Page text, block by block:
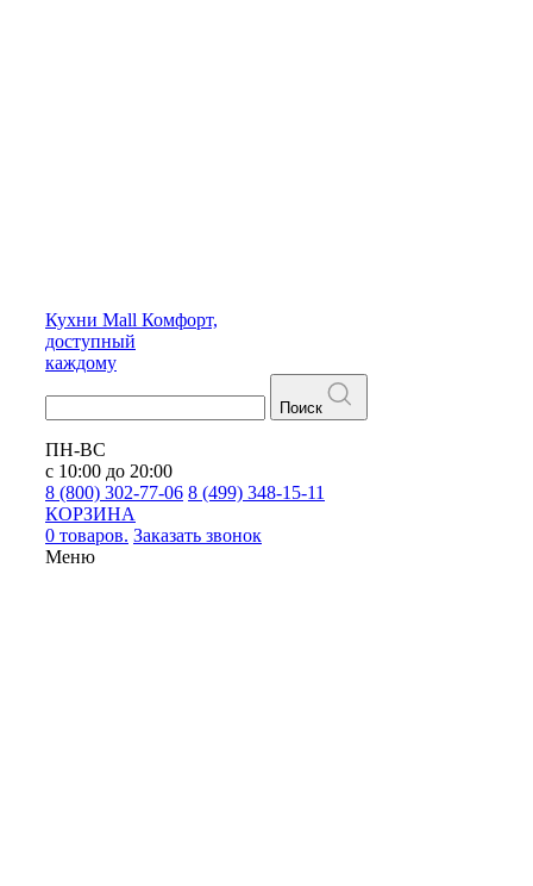
Кухни Mall Комфорт,
доступный
каждому
Поиск
ПН-ВС
с 10:00 до 20:00
8 (800) 302-77-06 8 (499) 348-15-11
КОРЗИНА
0 товаров. Заказать звонок
Меню